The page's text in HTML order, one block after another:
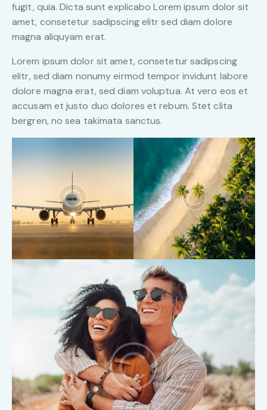
fugit, quia. Dicta sunt explicabo Lorem ipsum dolor sit
amet, consetetur sadipscing elitr sed diam dolore
magna aliquyam erat.
Lorem ipsum dolor sit amet, consetetur sadipscing
elitr, sed diam nonumy eirmod tempor invidunt labore
dolore magna erat, sed diam voluptua. At vero eos et
accusam et justo duo dolores et rebum. Stet clita
bergren, no sea takimata sanctus.